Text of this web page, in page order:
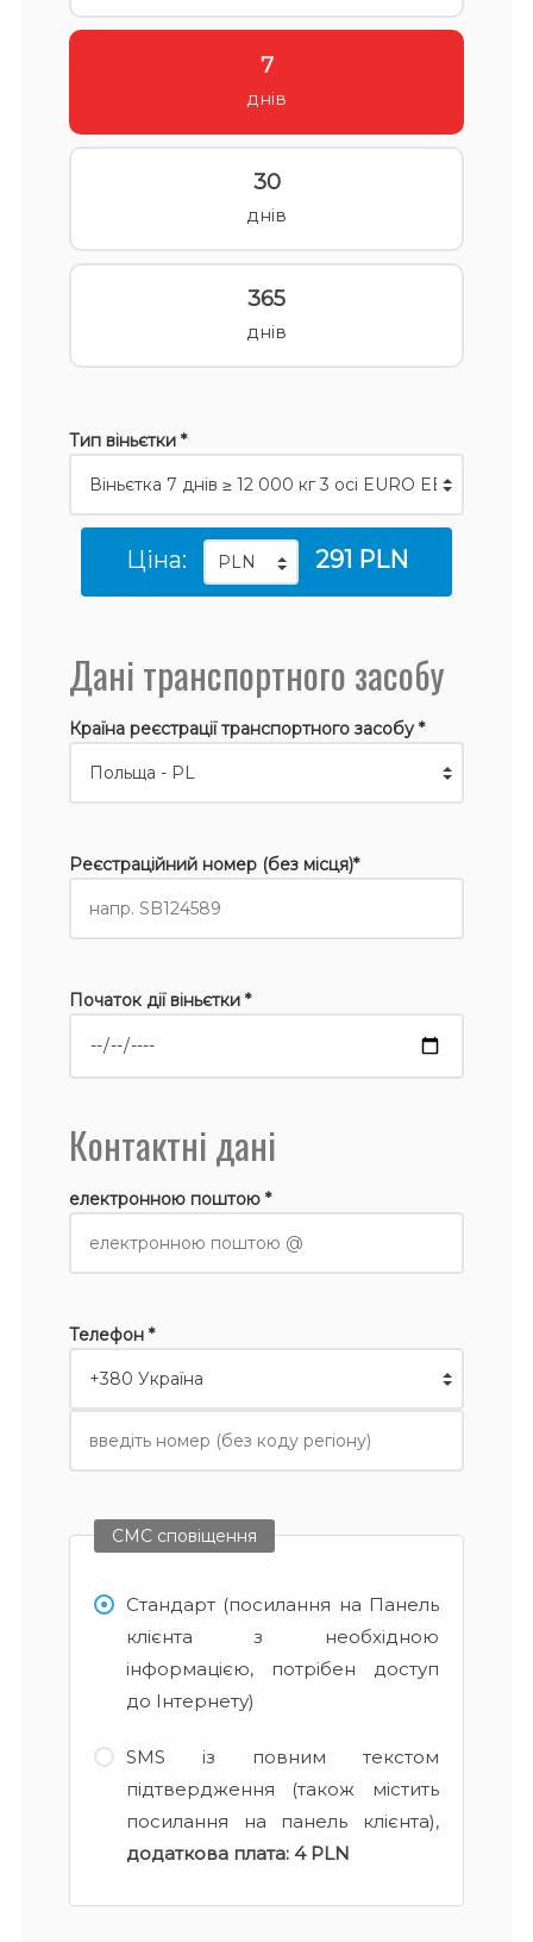
7
днів
30
днів
365
днів
Тип віньєтки *
Ціна: 291 PLN
Дані транспортного засобу
Країна реєстрації транспортного засобу *
Реєстраційний номер (без місця)*
Початок дії віньєтки *
Контактні дані
електронною поштою *
Телефон *
СМС сповіщення
Стандарт (посилання на Панель
клієнта з необхідною
інформацією, потрібен доступ
до Інтернету)
SMS із повним текстом
підтвердження (також містить
посилання на панель клієнта),
додаткова плата: 4 PLN